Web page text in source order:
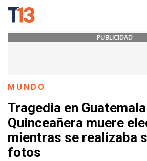
PUBLICIDAD
MUNDO
Tragedia en
Quinceañera muere
mientras se realizaba
fotos